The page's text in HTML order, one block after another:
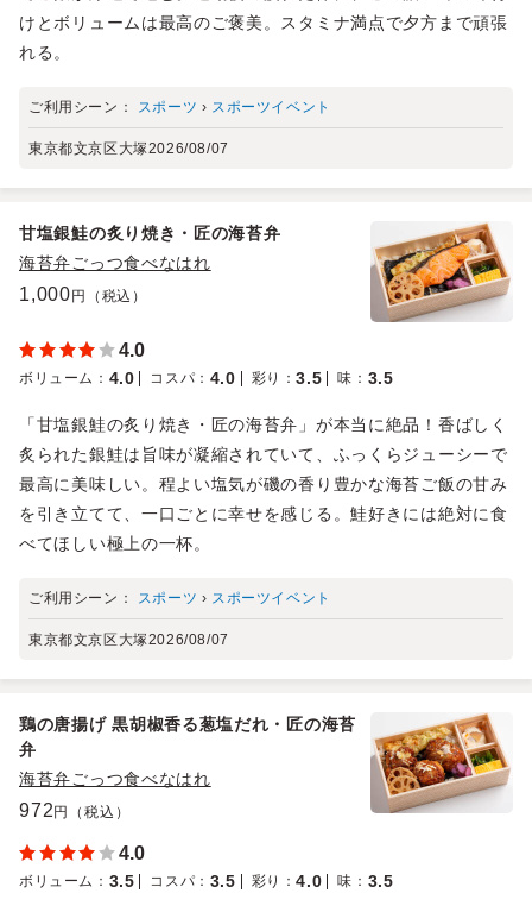
けとボリュームは最高のご褒美。スタミナ満点で夕方まで頑張
れる。
ご利用シーン： スポーツ › スポーツイベント
東京都文京区大塚2026/08/07
甘塩銀鮭の炙り焼き・匠の海苔弁
海苔弁ごっつ食べなはれ
1,000円（税込）
4.0
ボリューム ： 4.0 コスパ ： 4.0 彩り ：3.5 味 ： 3.5
「甘塩銀鮭の炙り焼き・匠の海苔弁」が本当に絶品！香ばしく
炙られた銀鮭は旨味が凝縮されていて、ふっくらジューシーで
最高に美味しい。程よい塩気が磯の香り豊かな海苔ご飯の甘み
を引き立てて、一口ごとに幸せを感じる。鮭好きには絶対に食
べてほしい極上の一杯。
ご利用シーン： スポーツ › スポーツイベント
東京都文京区大塚2026/08/07
鶏の唐揚げ 黒胡椒香る葱塩だれ・匠の海苔
弁
海苔弁ごっつ食べなはれ
972円（税込）
4.0
ボリューム ： 3.5 コスパ ： 3.5 彩り ：4.0 味 ： 3.5